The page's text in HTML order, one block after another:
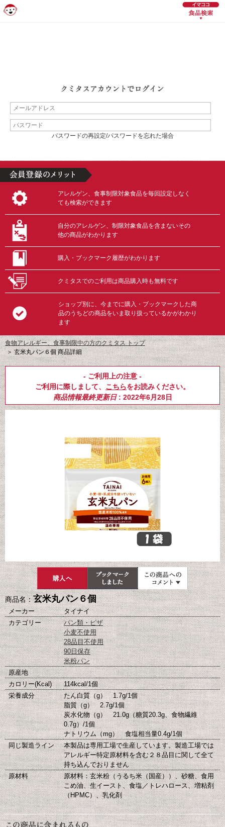
パスワードの再設定/パスワードを忘れた場合
アレルゲン、食事制限対象食品を毎回設定しなく
ても検索ができます
自分のアレルゲン、制限対象食品を含まないその
他の商品がわかります
購入・ブックマーク履歴がわかります
クミタスでのご利用は商品購入時も無料です
ショップ別に、今までに購入・ブックマークした商
品のうちどの商品をいま取り扱っているかがわかり
ます
食物アレルギー、食事制限中の方のクミタス トップ
＞玄米丸パン６個 商品詳細
- ご利用上の注意 -
ご利用に際しまして、 こちらをお読みください。
商品情報最終更新日: 2022年6月28日
商品名：玄米丸パン６個
メーカー
タイナイ
カテゴリー
パン類・ピザ
小麦不使用
28品目不使用
90日保存
米粉パン
原産地
カロリー(Kcal)
114kcal/1個
栄養成分
たん白質（g） 1.7g/1個
脂質（g） 2.7g/1個
炭水化物（g） 21.0g（糖質20.3g、食物繊維
0.7g）/1個
ナトリウム（mg） 食塩相当量0.4g/1個
同じ製造ライン
本製品は専用工場で生産しています。製造工場では
アレルギー特定原材料を含む２８品目に関して全て
持ち込んでおりません
原材料
原材料：玄米粉（うるち米（国産））、砂糖、食用
こめ油、生イースト、食塩／トレハロース、増粘剤
（HPMC）、乳化剤